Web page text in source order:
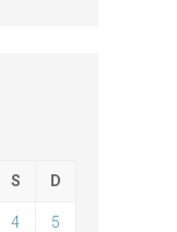
S D
4 5